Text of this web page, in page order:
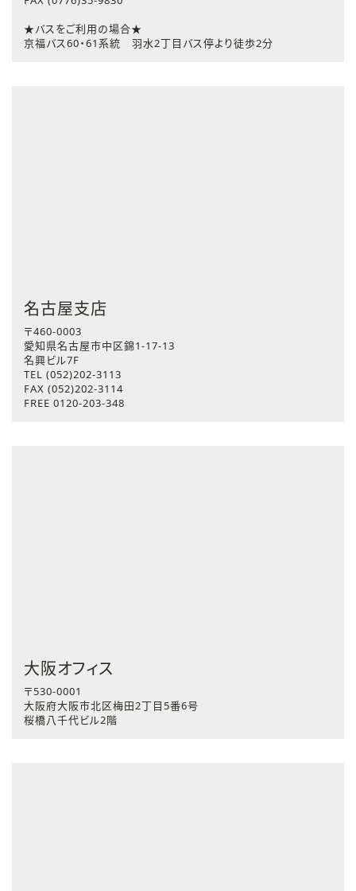
★バスをご利用の場合★
京福バス60・61系統 羽水2丁目バス停より徒歩2分
名古屋支店
〒460-0003
愛知県名古屋市中区錦1-17-13
名興ビル7F
TEL (052)202-3113
FAX (052)202-3114
FREE 0120-203-348
大阪オフィス
〒530-0001
大阪府大阪市北区梅田2丁目5番6号
桜橋八千代ビル2階